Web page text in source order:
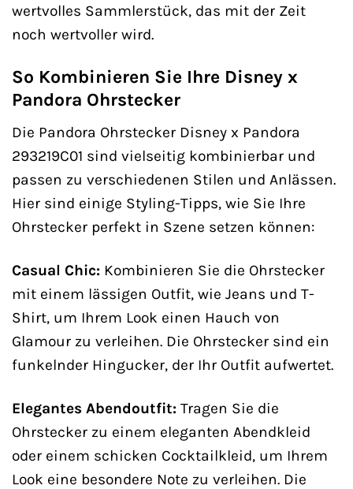
wertvolles Sammlerstück, das mit der Zeit
noch wertvoller wird.
So Kombinieren Sie Ihre Disney x
Pandora Ohrstecker
Die Pandora Ohrstecker Disney x Pandora
293219C01 sind vielseitig kombinierbar und
passen zu verschiedenen Stilen und Anlässen.
Hier sind einige Styling-Tipps, wie Sie Ihre
Ohrstecker perfekt in Szene setzen können:
Casual Chic: Kombinieren Sie die Ohrstecker
mit einem lässigen Outfit, wie Jeans und T-
Shirt, um Ihrem Look einen Hauch von
Glamour zu verleihen. Die Ohrstecker sind ein
funkelnder Hingucker, der Ihr Outfit aufwertet.
Elegantes Abendoutfit: Tragen Sie die
Ohrstecker zu einem eleganten Abendkleid
oder einem schicken Cocktailkleid, um Ihrem
Look eine besondere Note zu verleihen. Die